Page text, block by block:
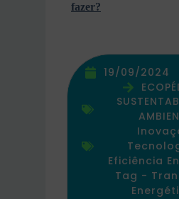
fazer?
19/09/2024
Eficiência
Tag -